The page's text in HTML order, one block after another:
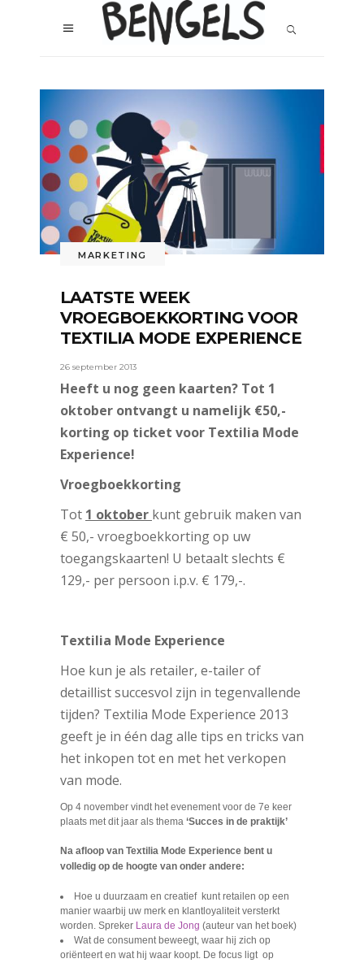
MARKETING
LAATSTE WEEK
VROEGBOEKKORTING VOOR
TEXTILIA MODE EXPERIENCE
26 september 2013
Heeft u nog geen kaarten? Tot 1
oktober ontvangt u namelijk €50,-
korting op ticket voor Textilia Mode
Experience!
Vroegboekkorting
Tot 1 oktober kunt gebruik maken van
€ 50,- vroegboekkorting op uw
toegangskaarten! U betaalt slechts €
129,- per persoon i.p.v. € 179,-.
Textilia Mode Experience
Hoe kun je als retailer, e-tailer of
detaillist succesvol zijn in tegenvallende
tijden? Textilia Mode Experience 2013
geeft je in één dag alle tips en tricks van
het inkopen tot en met het verkopen
van mode.
Op 4 november vindt het evenement voor de 7e keer
plaats met dit jaar als thema ‘Succes in de praktijk’
Na afloop van Textilia Mode Experience bent u
volledig op de hoogte van onder andere:
Hoe u duurzaam en creatief kunt retailen op een
manier waarbij uw merk en klantloyaliteit versterkt
worden. Spreker Laura de Jong (auteur van het boek)
Wat de consument beweegt, waar hij zich op
oriënteert en wat hij waar koopt. De focus ligt op